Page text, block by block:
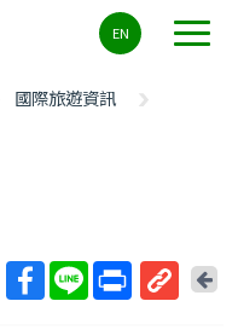
EN
國際旅遊資訊
回